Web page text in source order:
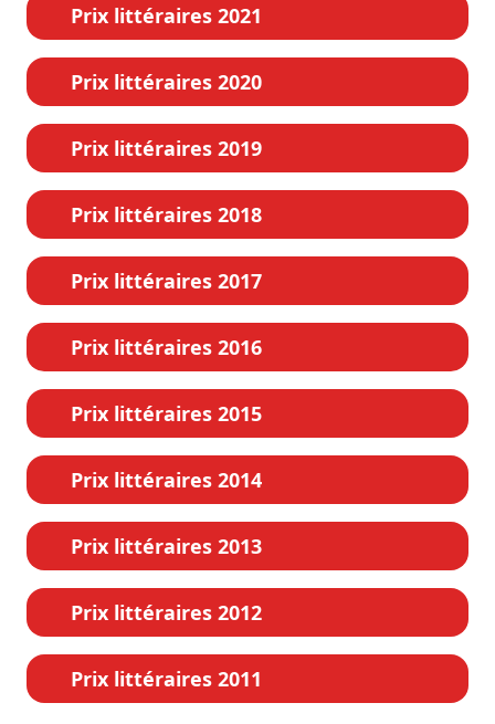
Prix littéraires 2021
Prix littéraires 2020
Prix littéraires 2019
Prix littéraires 2018
Prix littéraires 2017
Prix littéraires 2016
Prix littéraires 2015
Prix littéraires 2014
Prix littéraires 2013
Prix littéraires 2012
Prix littéraires 2011